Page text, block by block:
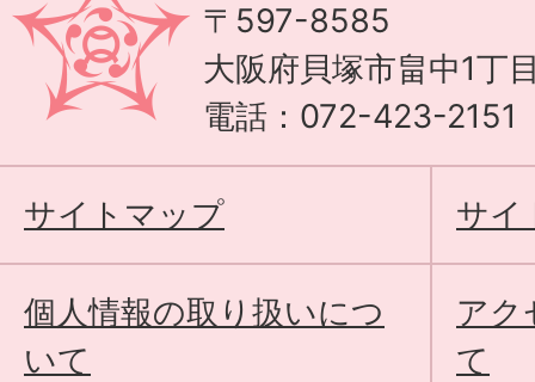
〒597-8585
大阪府貝塚市畠中1丁
電話：072-423-2151
サイトマップ サイ
個人情報の取り扱いにつ
いて
アク
て